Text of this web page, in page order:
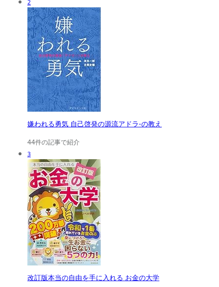
2
嫌われる勇気 自己啓発の源流アドラ-の教え
44件の記事で紹介
3
改訂版本当の自由を手に入れる お金の大学